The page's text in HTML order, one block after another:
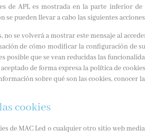
de APL es mostrada en la parte inferior
pueden llevar a cabo las siguientes
no se volverá a mostrar este mensaje al
de cómo modificar la configuración de
posible que se vean reducidas las
de forma expresa la política de
sobre qué son las cookies, conocer
cookies
de MAC Led o cualquier otro sitio web